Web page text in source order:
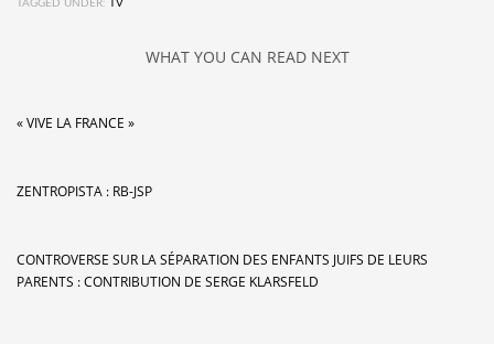
TAGGED UNDER: TV
WHAT YOU CAN READ NEXT
« VIVE LA FRANCE »
ZENTROPISTA : RB-JSP
CONTROVERSE SUR LA SÉPARATION DES ENFANTS JUIFS DE LEURS
PARENTS : CONTRIBUTION DE SERGE KLARSFELD